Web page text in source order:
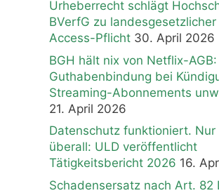
Urheberrecht schlägt
BVerfG zu
Access-Pflicht 30. April 2026
BGH hält nix von Netflix-AGB:
Guthabenbindung bei
Streaming-Abonnements
21. April 2026
Datenschutz funktioniert. Nur
überall: ULD veröffentlicht
Tätigkeitsbericht 2026 16.
Schadensersatz nach Art. 82